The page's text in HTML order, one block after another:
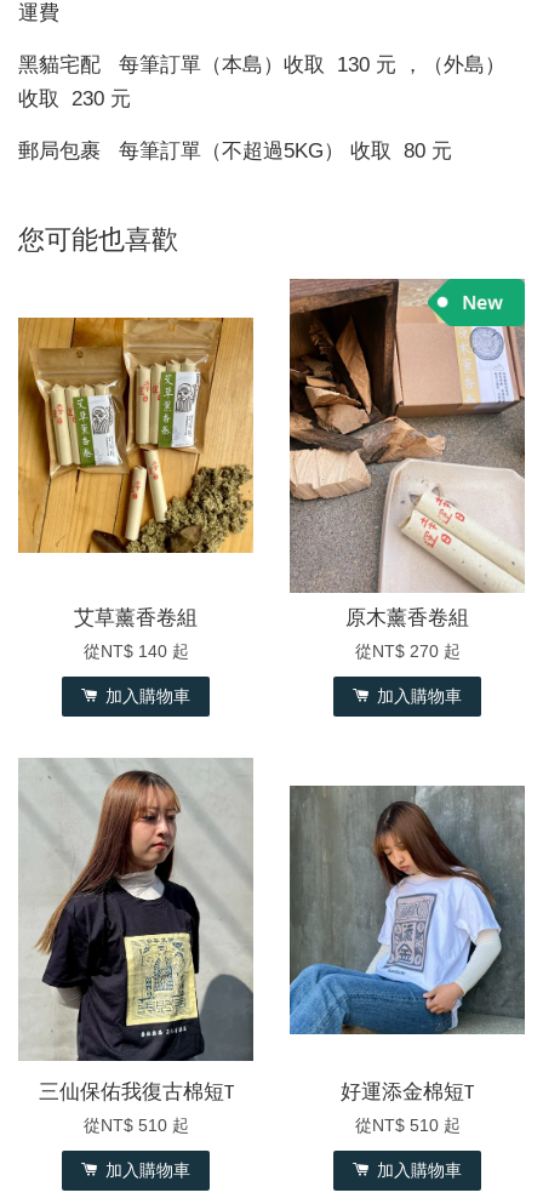
運費
黑貓宅配 每筆訂單（本島）收取 130 元 ，（外島）
收取 230 元
郵局包裹 每筆訂單（不超過5KG） 收取 80 元
您可能也喜歡
艾草薰香卷組
從NT$ 140 起
加入購物車
原木薰香卷組
從NT$ 270 起
加入購物車
三仙保佑我復古棉短T
從NT$ 510 起
加入購物車
好運添金棉短T
從NT$ 510 起
加入購物車